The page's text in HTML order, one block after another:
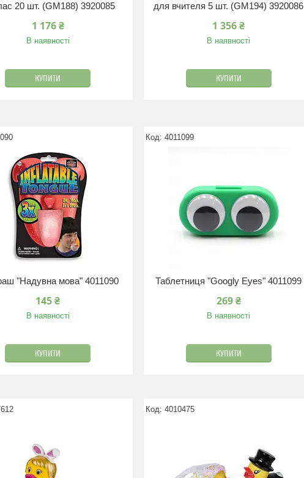
20 шт. (GM188) 3920085
1 176 ₴
В наявності
КУПИТИ
для вчителя 5 шт. (GM194) 3920086
1 356 ₴
В наявності
КУПИТИ
"Надувна мова" 4011090
145 ₴
В наявності
КУПИТИ
4011099
Таблетниця "Googly Eyes" 4011099
269 ₴
В наявності
КУПИТИ
4010475